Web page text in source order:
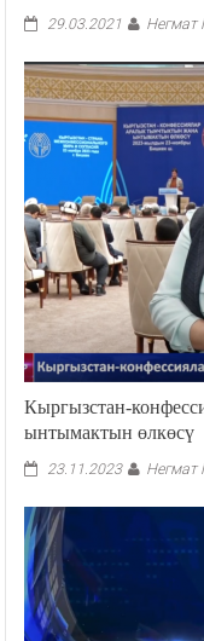
29.03.2021 Негмат
Кыргызстан-
ынтымактын өлкөсү
23.11.2023 Негмат